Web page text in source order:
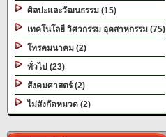
ศิลปะและวัฒนธรรม (15)
เทคโนโลยี วิศวกรรม อุตสาหกรรม (75)
โทรคมนาคม (2)
ทั่วไป (23)
สังคมศาสตร์ (2)
ไม่สังกัดหมวด (2)